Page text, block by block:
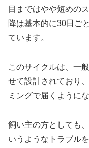
目まではやや短めの
降は基本的に30日ご
ています。
このサイクルは、一
せて設計されており
ミングで届くように
飼い主の方としても
いうようなトラブル